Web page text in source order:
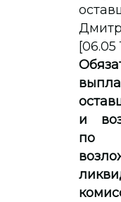
[06.05
и
по